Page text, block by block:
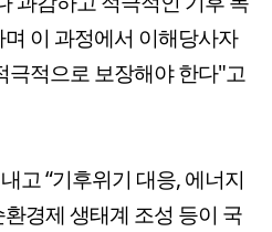
이 과정에서 이해당사자
극적으로 보장해야 한다"고
고 “기후위기 대응, 에너지
경제 생태계 조성 등이 국